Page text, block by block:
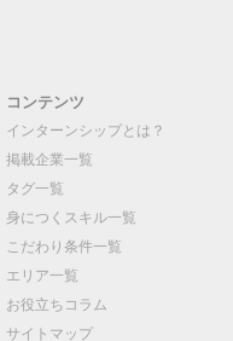
コンテンツ
インターンシップとは？
掲載企業一覧
タグ一覧
身につくスキル一覧
こだわり条件一覧
エリア一覧
お役立ちコラム
サイトマップ